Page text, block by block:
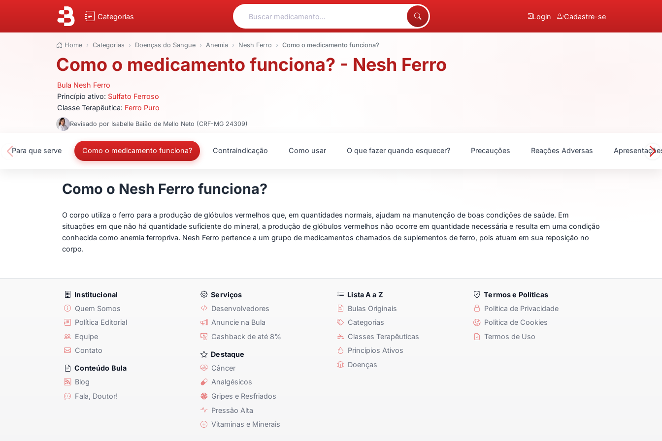
Categorias Login Cadastre-se
Home Categorias Doenças do Sangue Anemia Nesh Ferro Como o medicamento funciona?
Como o medicamento funciona? - Nesh Ferro
Bula Nesh Ferro
Princípio ativo: Sulfato Ferroso
Classe Terapêutica: Ferro Puro
Revisado por Isabelle Baião de Mello Neto (CRF-MG 24309)
Para que serve Como o medicamento funciona? Contraindicação Como usar O que fazer quando esquecer? Precauções Reações Adversas
Como o Nesh Ferro funciona?
O corpo utiliza o ferro para a produção de glóbulos vermelhos que, em quantidades normais, ajudam na manutenção de boas condições de saúde. Em
situações em que não há quantidade suficiente do mineral, a produção de glóbulos vermelhos não ocorre em quantidade necessária e resulta em uma condição
conhecida como anemia ferropriva. Nesh Ferro pertence a um grupo de medicamentos chamados de suplementos de ferro, pois atuam em sua reposição no
corpo.
Institucional
Quem Somos
Política Editorial
Equipe
Contato
Conteúdo Bula
Blog
Fala, Doutor!
Serviços
Desenvolvedores
Anuncie na Bula
Cashback de até 8%
Destaque
Câncer
Analgésicos
Gripes e Resfriados
Pressão Alta
Vitaminas e Minerais
Lista A a Z
Bulas Originais
Categorias
Classes Terapêuticas
Princípios Ativos
Doenças
Termos e Políticas
Política de Privacidade
Política de Cookies
Termos de Uso